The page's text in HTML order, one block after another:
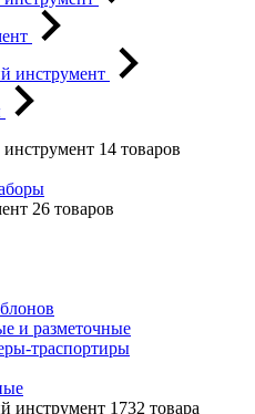
инструмент
14 товаров
26 товаров
и разметочные
траспортиры
инструмент 1732 товара